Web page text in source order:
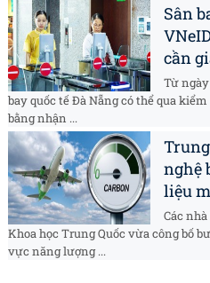
Sân
cần
Từ
bay quốc tế Đà Nẵng có thể qua
bằng nhận ...
nghệ
liệu
Các
Khoa học Trung Quốc vừa công bố
vực năng lượng ...